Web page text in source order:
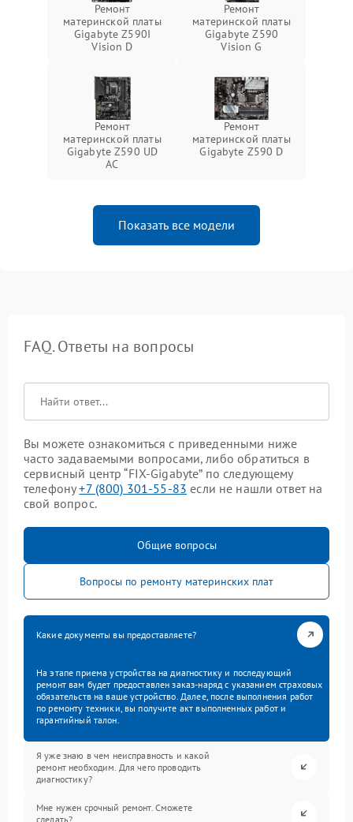
Ремонт
материнской платы
Gigabyte Z590I
Vision D
Ремонт
материнской платы
Gigabyte Z590
Vision G
Ремонт
материнской платы
Gigabyte Z590 UD
AC
Ремонт
материнской платы
Gigabyte Z590 D
Показать все модели
FAQ. Ответы на вопросы
Вы можете ознакомиться с приведенными ниже
часто задаваемыми вопросами, либо обратиться в
сервисный центр “FIX-Gigabyte” по следующему
телефону+7 (800) 301-55-83 если не нашли ответ на
свой вопрос.
Общие вопросы
Вопросы по ремонту материнских плат
Какие документы вы предоставляете?
На этапе приема устройства на диагностику и последующий
ремонт вам будет предоставлен заказ-наряд с указанием страховых
обязательств на ваше устройство. Далее, после выполнения работ
по ремонту техники, вы получите акт выполненных работ и
гарантийный талон.
Я уже знаю в чем неисправность и какой
ремонт необходим. Для чего проводить
диагностику?
Мне нужен срочный ремонт. Сможете
сделать?